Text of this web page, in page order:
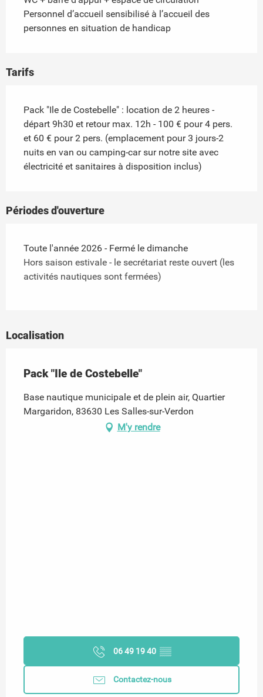
Personnel d’accueil sensibilisé à l’accueil des
personnes en situation de handicap
Tarifs
Pack "Ile de Costebelle" : location de 2 heures -
départ 9h30 et retour max. 12h - 100 € pour 4 pers.
et 60 € pour 2 pers. (emplacement pour 3 jours-2
nuits en van ou camping-car sur notre site avec
électricité et sanitaires à disposition inclus)
Périodes d'ouverture
Toute l'année 2026 - Fermé le dimanche
Hors saison estivale - le secrétariat reste ouvert (les
activités nautiques sont fermées)
Localisation
Pack "Ile de Costebelle"
Base nautique municipale et de plein air, Quartier
Margaridon, 83630 Les Salles-sur-Verdon
M'y rendre
06 49 19 40 ▒▒
Contactez-nous